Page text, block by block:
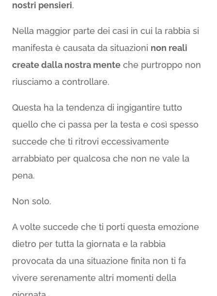
nostri pensieri.
Nella maggior parte dei casi in cui la rabbia si
manifesta è causata da situazioni non reali
create dalla nostra menteche purtroppo non
riusciamo a controllare.
Questa ha la tendenza di ingigantire tutto
quello che ci passa per la testa e così spesso
succede che ti ritrovi eccessivamente
arrabbiato per qualcosa che non ne vale la
pena.
Non solo.
A volte succede che ti porti questa emozione
dietro per tutta la giornata e la rabbia
provocata da una situazione finita non ti fa
vivere serenamente altri momenti della